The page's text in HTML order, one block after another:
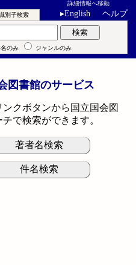
詳細情報へ移動
▸English ヘルプ
別子検索
検索
のみ ジャンルのみ
図書館のサービス
ンクボタンから国立国会図
で検索ができます。
著者名検索
件名検索